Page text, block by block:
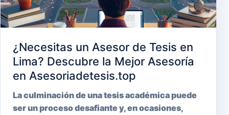
¿Necesitas un Asesor de Tesis en
Lima? Descubre la Mejor Asesoría
en Asesoriadetesis.top
La culminación de una tesis académica puede
ser un proceso desafiante y, en ocasiones,